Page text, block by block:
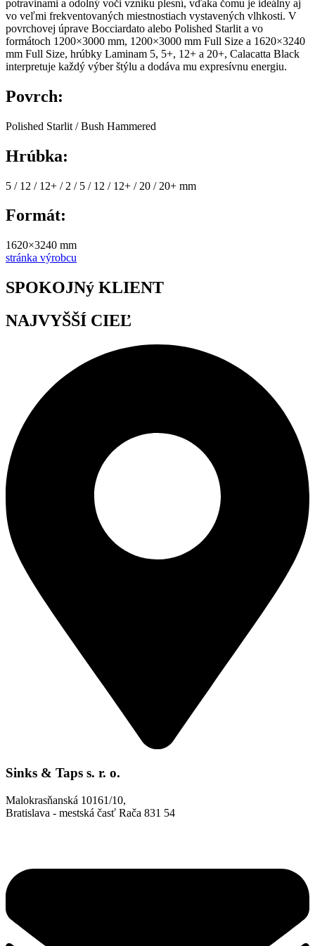
potravinami a odolný voči vzniku plesní, vďaka čomu je ideálny aj
vo veľmi frekventovaných miestnostiach vystavených vlhkosti. V
povrchovej úprave Bocciardato alebo Polished Starlit a vo
formátoch 1200×3000 mm, 1200×3000 mm Full Size a 1620×3240
mm Full Size, hrúbky Laminam 5, 5+, 12+ a 20+, Calacatta Black
interpretuje každý výber štýlu a dodáva mu expresívnu energiu.
Povrch:
Polished Starlit / Bush Hammered
Hrúbka:
5 / 12 / 12+ / 2 / 5 / 12 / 12+ / 20 / 20+ mm
Formát:
1620×3240 mm
stránka výrobcu
SPOKOJNý KLIENT
NAJVYŠŠÍ CIEĽ
Sinks & Taps s. r. o.
Malokrasňanská 10161/10,
Bratislava - mestská časť Rača 831 54